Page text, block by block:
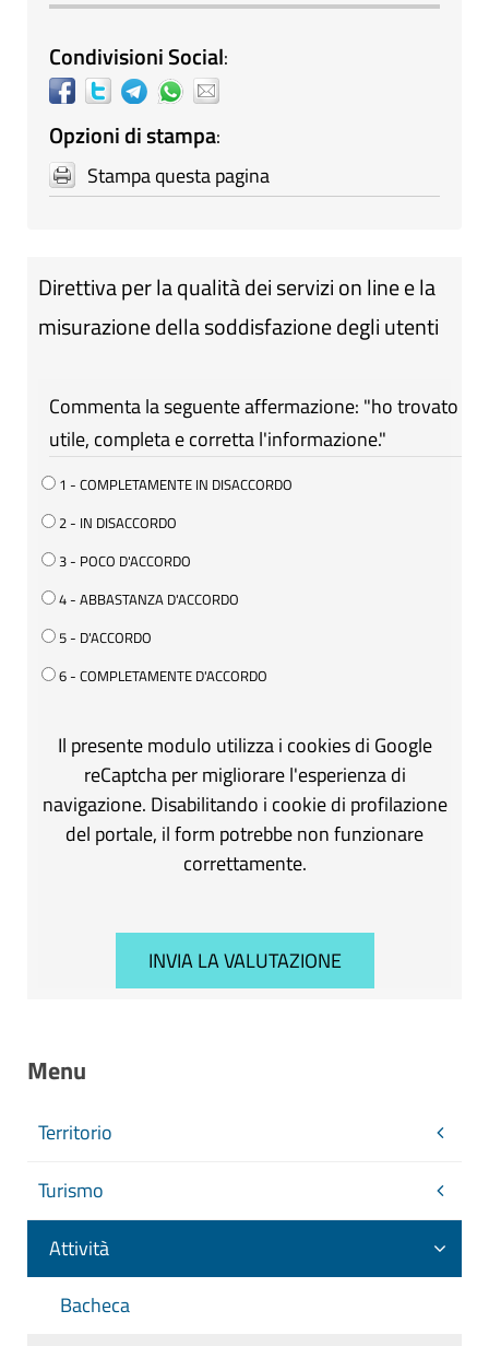
Condivisioni Social:
Opzioni di stampa:
Stampa questa pagina
Direttiva per la qualità dei servizi on line e la
misurazione della soddisfazione degli utenti
Commenta la seguente affermazione: "ho trovato
utile, completa e corretta l'informazione."
1 - COMPLETAMENTE IN DISACCORDO
2 - IN DISACCORDO
3 - POCO D'ACCORDO
4 - ABBASTANZA D'ACCORDO
5 - D'ACCORDO
6 - COMPLETAMENTE D'ACCORDO
Il presente modulo utilizza i cookies di Google
reCaptcha per migliorare l'esperienza di
navigazione. Disabilitando i cookie di profilazione
del portale, il form potrebbe non funzionare
correttamente.
Menu
Territorio
Turismo
Attività
Bacheca